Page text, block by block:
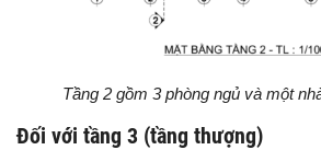
Tầng 2 gồm 3 phòng ngủ và một
Đối với tầng 3 (tầng thượng)